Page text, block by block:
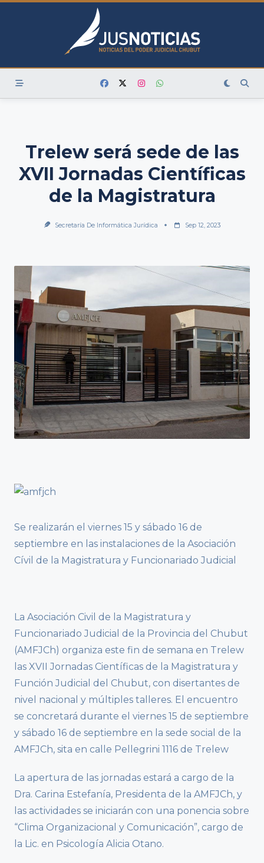
Skip
Trelew será sede de las
XVII Jornadas Científicas
de la Magistratura
Secretaría De Informática Jurídica Sep 12, 2023
Se realizarán el viernes 15 y sábado 16 de
septiembre en las instalaciones de la Asociación
Cívil de la Magistratura y Funcionariado Judicial
La Asociación Civil de la Magistratura y
Funcionariado Judicial de la Provincia del Chubut
(AMFJCh) organiza este fin de semana en Trelew
las XVII Jornadas Científicas de la Magistratura y
Función Judicial del Chubut, con disertantes de
nivel nacional y múltiples talleres. El encuentro
se concretará durante el viernes 15 de septiembre
y sábado 16 de septiembre en la sede social de la
AMFJCh, sita en calle Pellegrini 1116 de Trelew
La apertura de las jornadas estará a cargo de la
Dra. Carina Estefanía, Presidenta de la AMFJCh, y
las actividades se iniciarán con una ponencia sobre
“Clima Organizacional y Comunicación”, cargo de
la Lic. en Psicología Alicia Otano.